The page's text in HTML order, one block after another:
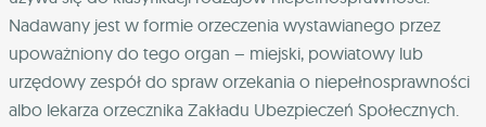
Nadawany jest w formie orzeczenia wystawianego przez
upoważniony do tego organ – miejski, powiatowy lub
urzędowy zespół do spraw orzekania o niepełnosprawności
albo lekarza orzecznika Zakładu Ubezpieczeń Społecznych.